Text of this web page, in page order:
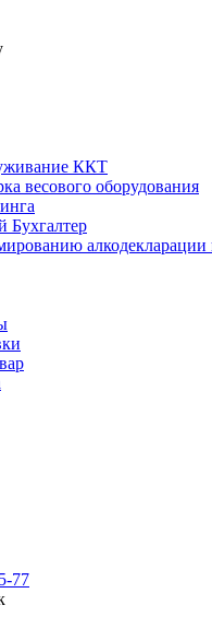
ККТ
весового оборудования
Бухгалтер
77